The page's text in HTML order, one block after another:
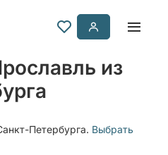
из
Петербурга. Выбрать